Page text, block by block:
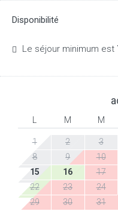
Disponibilité
Le séjour minimum est
M M
1 2 3
8
9 10
15
16 17
22
23 24
29
30 31